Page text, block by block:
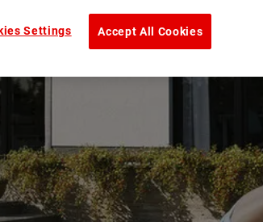
Accept All Cookies
Settings